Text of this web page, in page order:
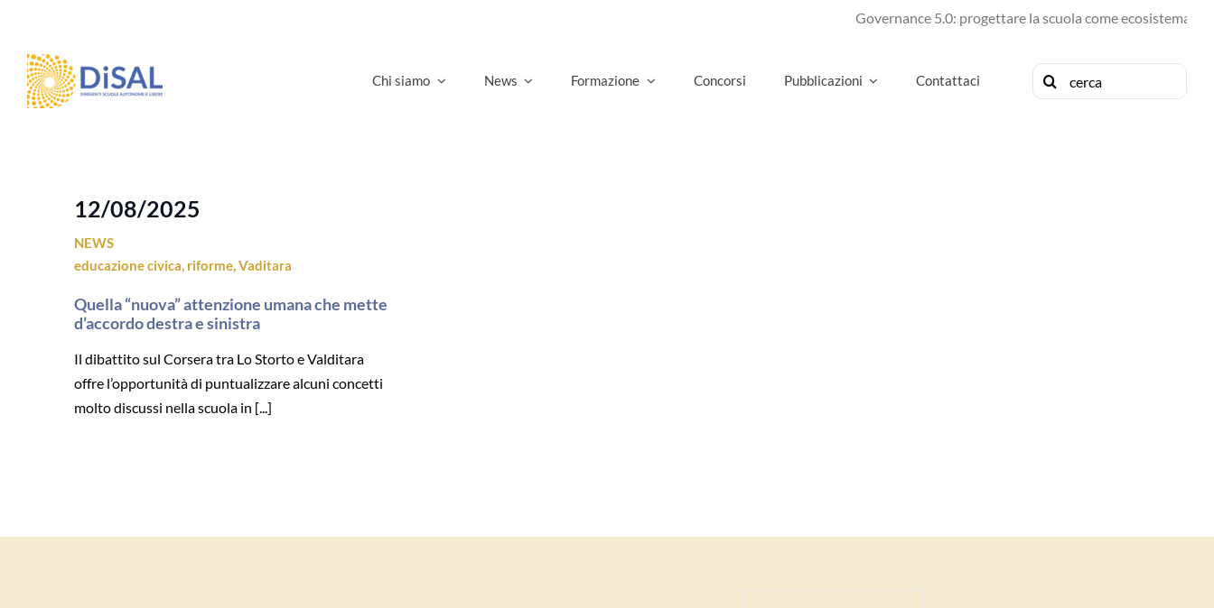
contenuto
Governance 5.0: progettare la scuola come ecosistema di
Chi siamo News Formazione Concorsi Pubblicazioni Contattaci
Cerca
per:
12/08/2025
NEWS
educazione civica, riforme,Vaditara
Quella “nuova” attenzione umana che mette
d’accordo destra e sinistra
Il dibattito sul Corsera tra Lo Storto e Valditara
offre l’opportunità di puntualizzare alcuni concetti
molto discussi nella scuola in [...]